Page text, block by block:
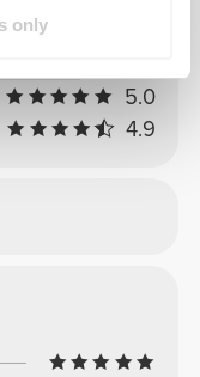
only
5.0
4.9